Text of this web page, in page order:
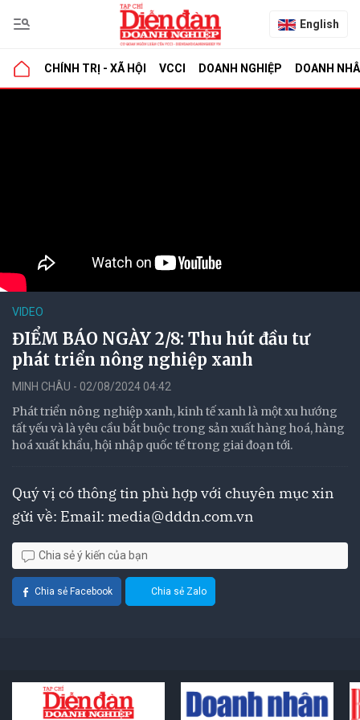
English
CHÍNH TRỊ - XÃ HỘI VCCI DOANH NGHIỆP DOANH
VIDEO
ĐIỂM BÁO NGÀY 2/8: Thu hút đầu tư
phát triển nông nghiệp xanh
MINH CHÂU - 02/08/2024 04:42
Phát triển nông nghiệp xanh, kinh tế xanh là một xu hướng
tất yếu và là yêu cầu bắt buộc trong sản xuất hàng hoá, hàng
hoá xuất khẩu, hội nhập quốc tế trong giai đoạn tới.
Quý vị có thông tin phù hợp với chuyên mục xin
gửi về: Email: media@dddn.com.vn
Chia sẻ ý kiến của bạn
Chia sẻ Facebook Chia sẻ Zalo